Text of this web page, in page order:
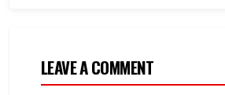
LEAVE A COMMENT